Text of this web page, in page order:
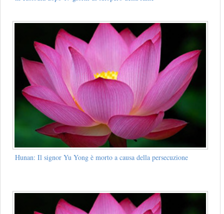
Hunan: Il signor Yu Yong è morto a causa della persecuzione